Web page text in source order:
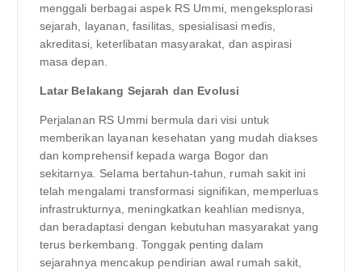
menggali berbagai aspek RS Ummi, mengeksplorasi
sejarah, layanan, fasilitas, spesialisasi medis,
akreditasi, keterlibatan masyarakat, dan aspirasi
masa depan.
Latar Belakang Sejarah dan Evolusi
Perjalanan RS Ummi bermula dari visi untuk
memberikan layanan kesehatan yang mudah diakses
dan komprehensif kepada warga Bogor dan
sekitarnya. Selama bertahun-tahun, rumah sakit ini
telah mengalami transformasi signifikan, memperluas
infrastrukturnya, meningkatkan keahlian medisnya,
dan beradaptasi dengan kebutuhan masyarakat yang
terus berkembang. Tonggak penting dalam
sejarahnya mencakup pendirian awal rumah sakit,